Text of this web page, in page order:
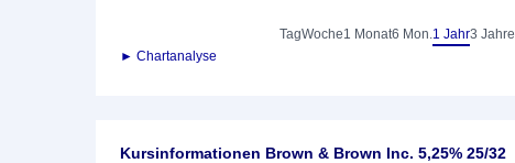
TagWoche1 Monat6 Mon.1 Jahr3 Jahre
► Chartanalyse
Kursinformationen Brown & Brown Inc. 5,25% 25/32